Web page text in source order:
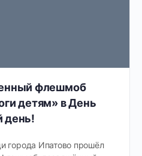
флешмоб
детям» в День
день!
города Ипатово прошёл